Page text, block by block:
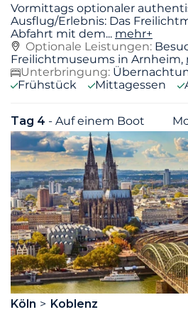
Vormittags optionaler
Ausflug/Erlebnis: Das
Abfahrt mit dem... mehr+
Optionale Leistungen:
Freilichtmuseums in Arnheim,
Unterbringung:
Frühstück
Mittagessen
Tag 4 - Auf einem Boot
Köln
Koblenz